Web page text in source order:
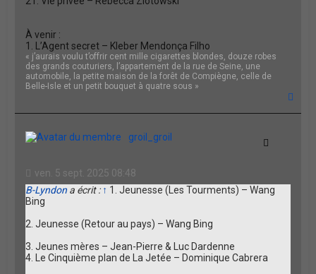
À venir :
1. L’Agent secret – Kleber Mendonça Filho
« j’aurais voulu t’offrir cent mille cigarettes blondes, douze robes
des grands couturiers, l’appartement de la rue de Seine, une
automobile, la petite maison de la forêt de Compiègne, celle de
Belle-Isle et un petit bouquet à quatre sous »
groil_groil
ven. 5 sept. 2025 08:48
B-Lyndon a écrit : ↑ 1. Jeunesse (Les Tourments) – Wang
Bing
2. Jeunesse (Retour au pays) – Wang Bing
3. Jeunes mères – Jean-Pierre & Luc Dardenne
4. Le Cinquième plan de La Jetée – Dominique Cabrera